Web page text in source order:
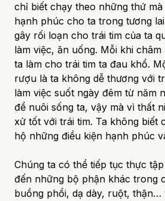
chỉ biết chạy theo những thứ
hạnh phúc cho ta trong tương
gây rối loạn cho trái tim của ta
làm việc, ăn uống. Mỗi khi
ta làm cho trái tim ta đau khổ.
rượu là ta không dễ thương với
làm việc suốt ngày đêm từ năm
để nuôi sống ta, vậy mà vì thất
xử tốt với trái tim. Ta không biết
hộ những điều kiện hạnh phúc
Chúng ta có thể tiếp tục thực
đến những bộ phận khác trong
buồng phổi, dạ dày, ruột, thận…